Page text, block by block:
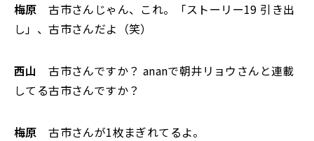
梅原 古市さんじゃん、これ。「ストーリー19 引き出
し」、古市さんだよ（笑）
西山
古市さんですか？ ananで朝井リョウさんと連載
してる古市さんですか？
梅原 古市さんが1枚まぎれてるよ。